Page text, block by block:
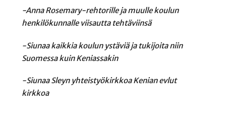
-Anna Rosemary-rehtorille ja muulle koulun
henkilökunnalle viisautta tehtäviinsä
-Siunaa kaikkia koulun ystäviä ja tukijoita niin
Suomessa kuin Keniassakin
-Siunaa Sleyn yhteistyökirkkoa Kenian evlut
kirkkoa